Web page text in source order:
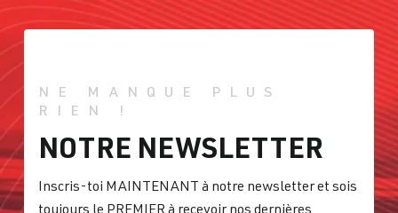
NE MANQUE PLUS
RIEN !
NOTRE NEWSLETTER
Inscris-toi MAINTENANT à notre newsletter et sois
toujours le PREMIER à recevoir nos dernières